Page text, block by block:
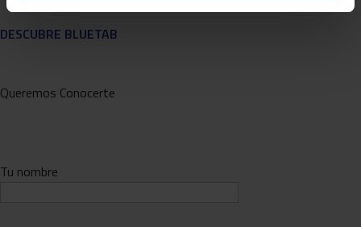
DESCUBRE BLUETAB
Queremos Conocerte
Tu nombre